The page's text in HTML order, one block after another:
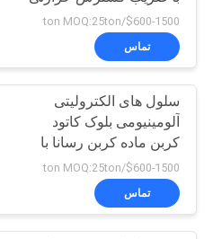
اخبار
پرونده
درخواست
نقل قول
نمک فلوراید
66
12
2.0-2.5 X10-6 / C
سفارشی
$600-1500/ton MOQ:25ton
تماس
سلول های الکترولیتی
آلومینیومی بلوک کاتود
کربن ماده کربن رسانا با
تراکم 1.6-1.8 G/cm3
$600-1500/ton MOQ:25ton
تماس